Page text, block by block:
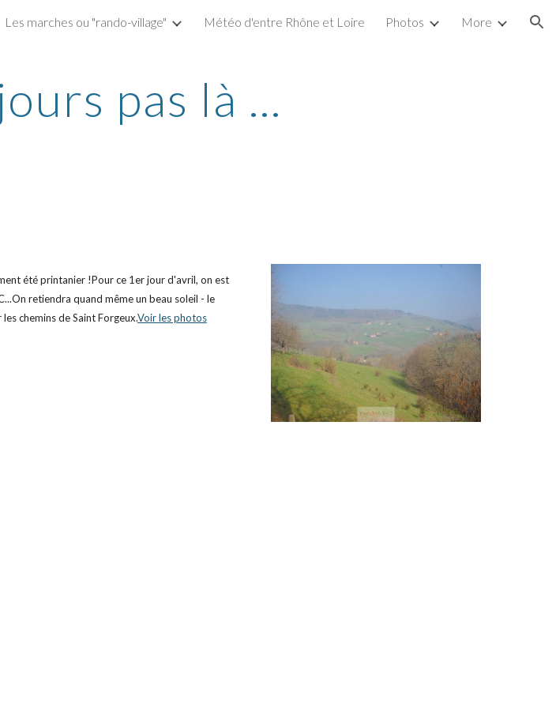
Skip to navigation
Les marches ou "rando-village" Météo d'entre Rhône et Loire Photos More
pas là ...
été printanier !Pour ce 1er jour d'avril, on est
retiendra quand même un beau soleil - le
chemins de Saint Forgeux.Voir les photos